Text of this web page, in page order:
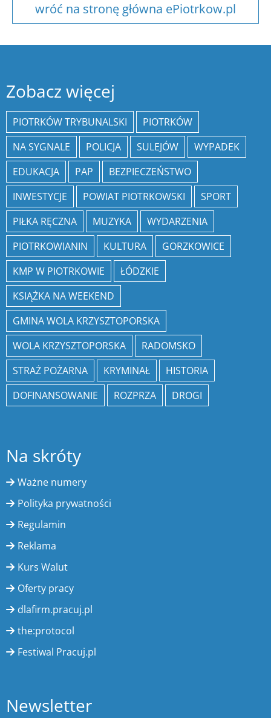
wróć na stronę główna ePiotrkow.pl
Zobacz więcej
PIOTRKÓW TRYBUNALSKI
PIOTRKÓW
NA SYGNALE
POLICJA SULEJÓW
WYPADEK
EDUKACJA
PAP
BEZPIECZEŃSTWO
INWESTYCJE
POWIAT PIOTRKOWSKI
SPORT
PIŁKA RĘCZNA
MUZYKA
WYDARZENIA
PIOTRKOWIANIN
KULTURA
GORZKOWICE
KMP W PIOTRKOWIE
ŁÓDZKIE
KSIĄŻKA NA WEEKEND
GMINA WOLA KRZYSZTOPORSKA
WOLA KRZYSZTOPORSKA
RADOMSKO
STRAŻ POŻARNA
KRYMINAŁ
HISTORIA
DOFINANSOWANIE
ROZPRZA DROGI
Na skróty
Ważne numery
Polityka prywatności
Regulamin
Reklama
Kurs Walut
Oferty pracy
dlafirm.pracuj.pl
the:protocol
Festiwal Pracuj.pl
Newsletter